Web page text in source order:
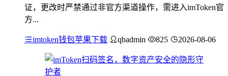
证，更改时严禁通过非官方渠道操作，需进入imToken官
方...
imtoken钱包苹果下载 qbadmin 825 2026-08-06